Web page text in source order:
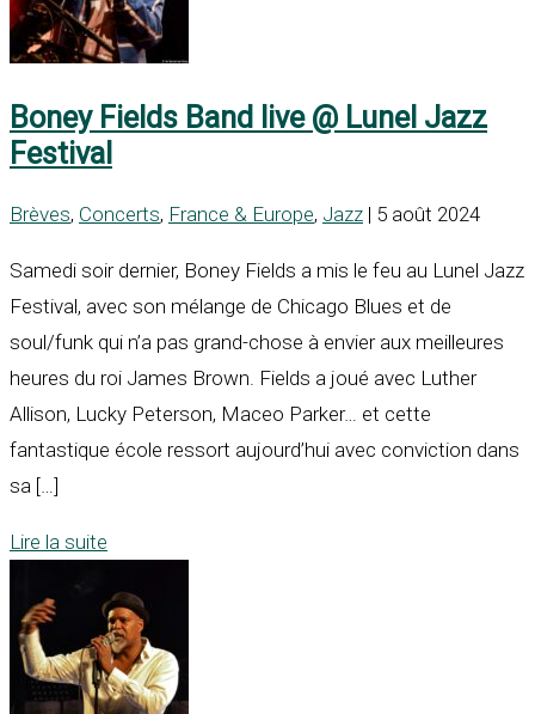
Boney Fields Band live @ Lunel Jazz
Festival
Brèves, Concerts, France & Europe, Jazz | 5 août 2024
Samedi soir dernier, Boney Fields a mis le feu au Lunel Jazz
Festival, avec son mélange de Chicago Blues et de
soul/funk qui n’a pas grand-chose à envier aux meilleures
heures du roi James Brown. Fields a joué avec Luther
Allison, Lucky Peterson, Maceo Parker… et cette
fantastique école ressort aujourd’hui avec conviction dans
sa […]
Lire la suite